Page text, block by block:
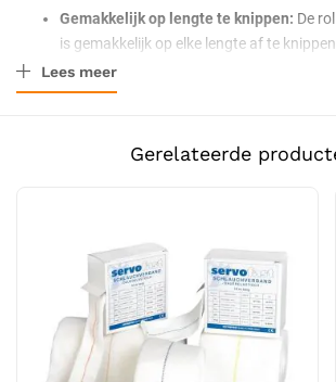
Geschiktheid
Particulier,
Uitvoering
CE-
Gemakkelijk op lengte te knippen: De
is gemakkelijk op elke lengte af te
schaar
verkrijgbaar in verschillende maten:
veelzijdig assortiment aanbieden aan uw
Optimaal comfort voor u of
12,5cm, en Beige 17,5cm.
Andere uitvoeringen in
Binnen dezelfde productlijn zijn de volgende
beschikbaar:
Lees meer
Gerelateerde